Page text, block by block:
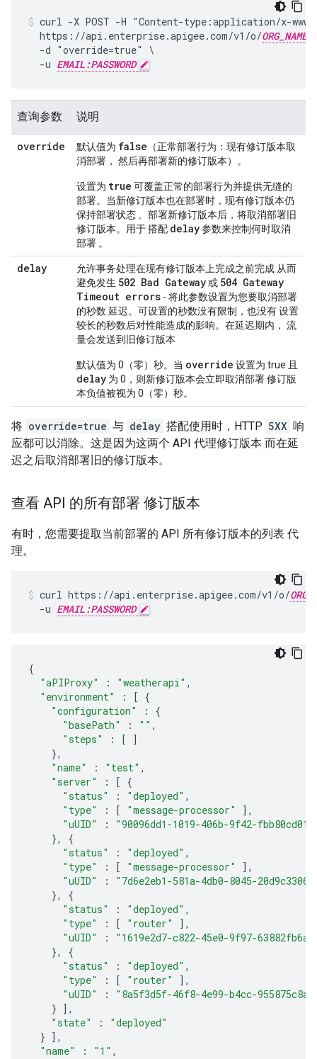
curl -X POST -H "Content-type:application/x-
  https://api.enterprise.apigee.com/v1/o/
ORG_NAME
  -d "override=true" \
  -u
EMAIL:PASSWORD
查询参数 说明
override 默认值为 false （正常部署行为：现有修订版本取
消部署， 然后再部署新的修订版本）。
设置为 true 可覆盖正常的部署行为并提供无缝的
部署。当新修订版本也在部署时，现有修订版本仍
保持部署状态 。部署新修订版本后，将取消部署旧
修订版本。用于 搭配 delay参数来控制何时取消
部署 。
delay
允许事务处理在现有修订版本上完成之前完成 从而
避免发生 502 Bad Gateway或 504 Gateway
Timeout errors - 将此参数设置为您要取消部署
的秒数 延迟。可设置的秒数没有限制，也没有 设置
较长的秒数后对性能造成的影响。在延迟期内， 流
量会发送到旧修订版本
默认值为 0（零）秒。当 override 设置为 true 且
delay 为 0，则新修订版本会立即取消部署 修订版
本负值被视为 0（零）秒。
将 override=true 与 delay 搭配使用时，HTTP 5XX 响
应都可以消除。这是因为这两个 API 代理修订版本 而在延
迟之后取消部署旧的修订版本。
查看 API 的所有部署 修订版本
有时，您需要提取当前部署的 API 所有修订版本的列表 代
理。
curl https://api.enterprise.apigee.com/v1/o/
  -u
EMAIL:PASSWORD
{
"aPIProxy"
: "weatherapi" ,
"environment"
: [ {
"configuration"
:
{
"basePath"
: "" ,
"steps"
: [
]
},
"name"
: "test" ,
"server"
: [ {
"status"
: "deployed" ,
"type"
: [ "message-processor"
],
"uUID"
:
"90096dd1-1019-406b-9f42-
},
{
"status"
: "deployed" ,
"type"
: [ "message-processor"
],
"uUID"
:
"7d6e2eb1-581a-4db0-8045-
},
{
"status"
: "deployed" ,
"type"
: [ "router"
],
"uUID"
:
"1619e2d7-c822-45e0-9f97-
},
{
"status"
: "deployed" ,
"type"
: [ "router"
],
"uUID"
:
"8a5f3d5f-46f8-4e99-b4cc-
} ],
"state"
:
"deployed"
} ],
"name"
: "1" ,